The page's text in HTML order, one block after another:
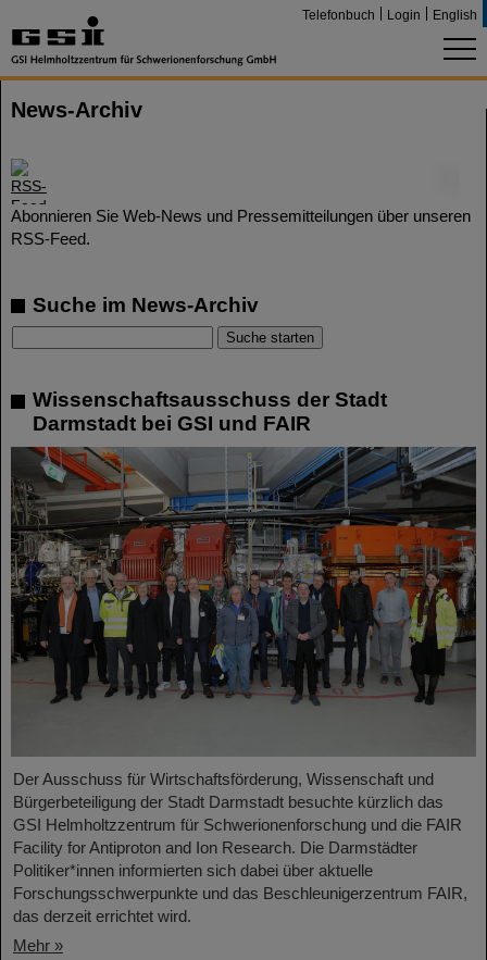
Telefonbuch Login English
News-Archiv
Abonnieren Sie Web-News und Pressemitteilungen über unseren
RSS-Feed.
Suche im News-Archiv
Wissenschaftsausschuss der Stadt
Darmstadt bei GSI und FAIR
Der Ausschuss für Wirtschaftsförderung, Wissenschaft und
Bürgerbeteiligung der Stadt Darmstadt besuchte kürzlich das
GSI Helmholtzzentrum für Schwerionenforschung und die FAIR
Facility for Antiproton and Ion Research. Die Darmstädter
Politiker*innen informierten sich dabei über aktuelle
Forschungsschwerpunkte und das Beschleunigerzentrum FAIR,
das derzeit errichtet wird.
Mehr »